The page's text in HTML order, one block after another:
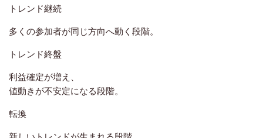
トレンド継続
多くの参加者が同じ方向へ動く段階。
トレンド終盤
利益確定が増え、
値動きが不安定になる段階。
転換